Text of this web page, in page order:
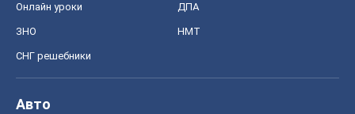
Онлайн уроки ДПА
ЗНО НМТ
СНГ решебники
Авто